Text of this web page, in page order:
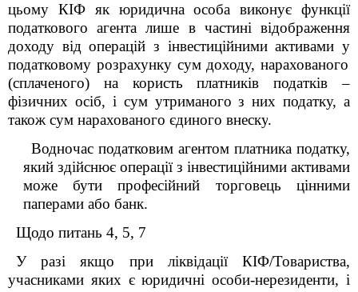
цьому КІФ як юридична особа виконує функції
податкового агента лише в частині відображення
доходу від операцій з інвестиційними активами у
податковому розрахункусум доходу, нарахованого
(сплаченого) на користь платників податків –
фізичних осіб, і сум утриманого з них податку, а
також сум нарахованого єдиного внеску.
Водночас податковим агентом платника податку,
який здійснює операції з інвестиційними активами
може бути професійний торговець цінними
паперами або банк.
Щодо питань 4, 5, 7
У разі якщо при ліквідації КІФ/Товариства,
учасниками яких є юридичні особи-нерезиденти, і